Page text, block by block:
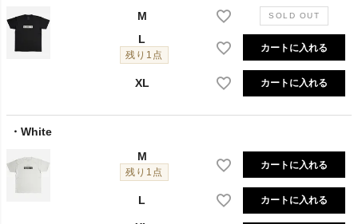
M
L
残り1点
カートに入れる
XL カートに入れる
White
M
残り1点
カートに入れる
L カートに入れる